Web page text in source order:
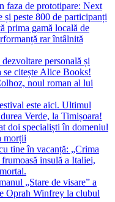
faza de prototipare: Next
peste 800 de participanți
prima gamă locală de
rar întâlnită
personală și
se citește Alice Books!
noul roman al lui
este aici. Ultimul
Verde, la Timișoara!
doi specialiști în domeniul
morții
tine în vacanță: „Crima
insulă a Italiei,
„Stare de visare” a
Oprah Winfrey la clubul